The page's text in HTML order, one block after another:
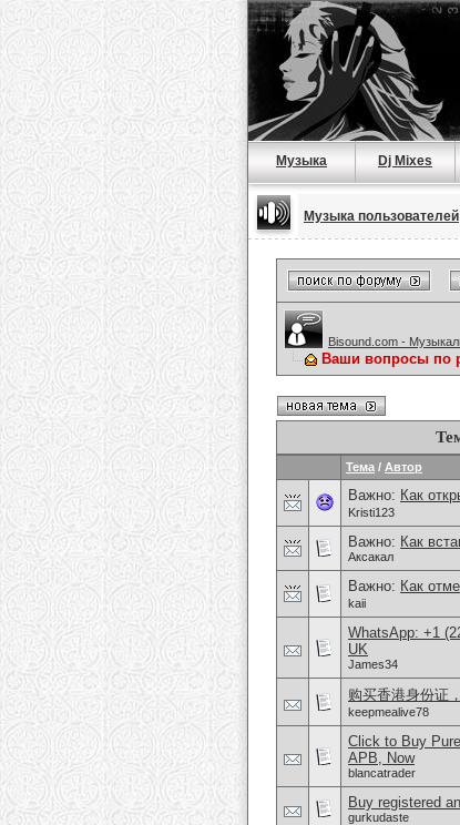
Музыка Dj Mixes
Музыка пользователей
Bisound.com -
Ваши вопросы по
Тема / Автор
Важно: Как
Kristi123
Важно: Как
Аксакал
Важно: Как
kaii
WhatsApp: +1
UK
James34
购买香港身份证
keepmealive78
Click to Buy
APB, Now
blancatrader
Buy registered
gurkudaste